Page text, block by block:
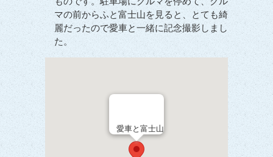
マの前からふと富士山を見ると、とても綺
麗だったので愛車と一緒に記念撮影しまし
た。
愛車と富士山